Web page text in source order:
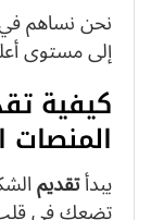
نحن نساهم
إلى مستوى
كيفية
المنصات
يبدأتقديم